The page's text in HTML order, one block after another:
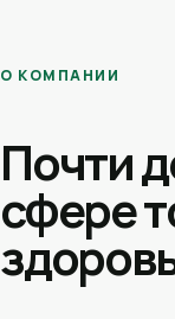
О КОМПАНИИ
Почти
сфере